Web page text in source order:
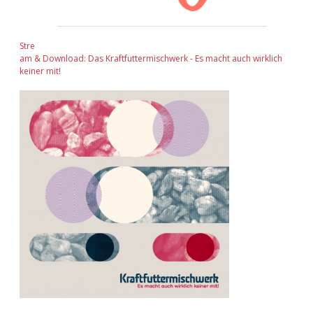
Stre
am & Download: Das Kraftfuttermischwerk - Es macht auch wirklich
keiner mit!